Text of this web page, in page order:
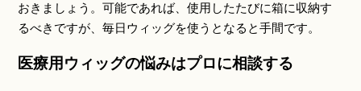
おきましょう。可能であれば、使用したたびに箱に収納す
るべきですが、毎日ウィッグを使うとなると手間です。
医療用ウィッグの悩みはプロに相談する